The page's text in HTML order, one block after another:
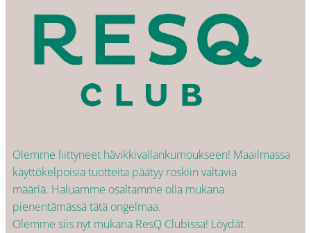
Olemme liittyneet hävikkivallankumoukseen! Maailmassa
käyttökelpoisia tuotteita päätyy roskiin valtavia
määriä. Haluamme osaltamme olla mukana
pienentämässä tätä ongelmaa.
Olemme siis nyt mukana ResQ Clubissa! Löydät